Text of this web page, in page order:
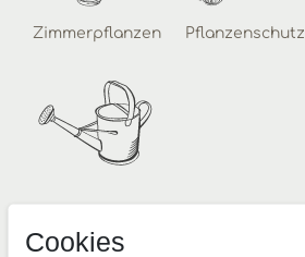
Zimmerpflanzen Pflanzenschutz
Cookies